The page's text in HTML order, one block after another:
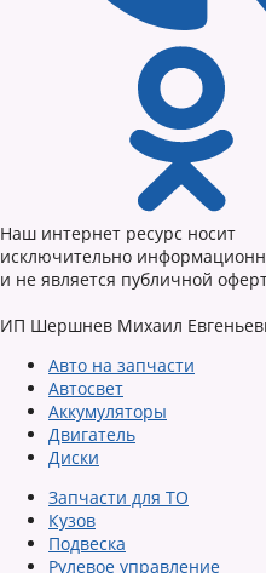
Наш интернет ресурс носит
исключительно
и не является публичной
ИП Шершнев Михаил
Авто на запчасти
Автосвет
Аккумуляторы
Двигатель
Диски
Запчасти для ТО
Кузов
Подвеска
Рулевое управление